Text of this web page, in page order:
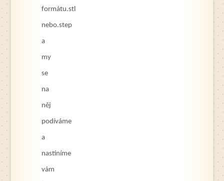
formátu.stl
nebo.step
a
my
se
na
něj
podíváme
a
nastíníme
vám